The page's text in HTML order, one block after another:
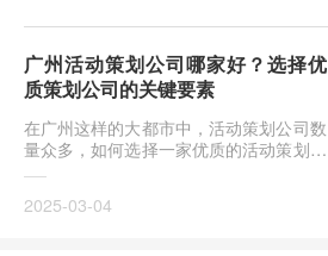
广州活动策划公司哪家好？选择优
质策划公司的关键要素
在广州这样的大都市中，活动策划公司数
量众多，如何选择一家优质的活动策划公
司，成为许多企业和个人的难题。无论是
式的市场推广活动
2025-03-04